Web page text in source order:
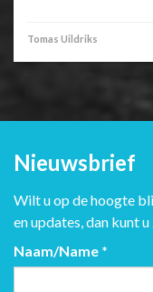
Tomas Uildriks
Nieuwsbrief
Wilt u op de hoogte
en updates, dan kunt
Naam/Name *